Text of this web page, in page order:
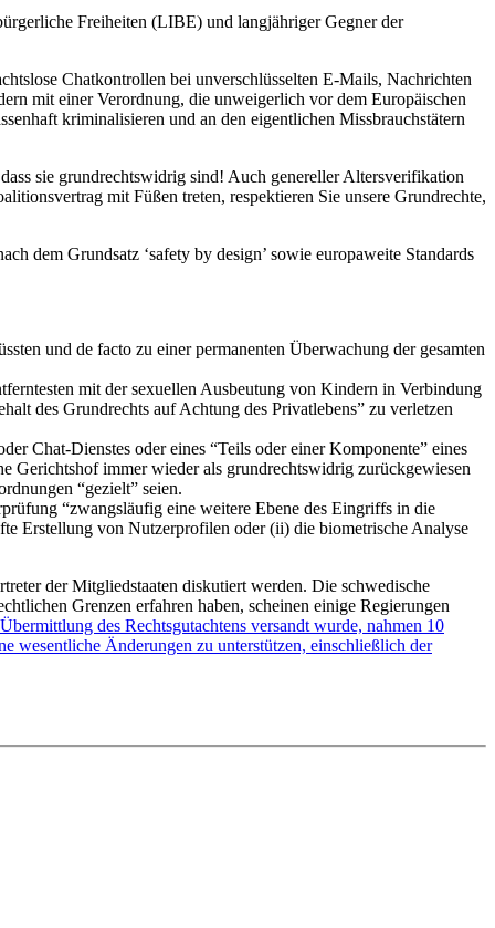
Freiheiten (LIBE) und langjähriger Gegner der
Chatkontrollen bei unverschlüsselten E-Mails, Nachrichten
mit einer Verordnung, die unweigerlich vor dem Europäischen
kriminalisieren und an den eigentlichen Missbrauchstätern
sie grundrechtswidrig sind! Auch genereller Altersverifikation
mit Füßen treten, respektieren Sie unsere Grundrechte,
dem Grundsatz ‘safety by design’ sowie europaweite Standards
und de facto zu einer permanenten Überwachung der gesamten
mit der sexuellen Ausbeutung von Kindern in Verbindung
des Grundrechts auf Achtung des Privatlebens” zu verletzen
Chat-Dienstes oder eines “Teils oder einer Komponente” eines
Gerichtshof immer wieder als grundrechtswidrig zurückgewiesen
“gezielt” seien.
“zwangsläufig eine weitere Ebene des Eingriffs in die
Erstellung von Nutzerprofilen oder (ii) die biometrische Analyse
der Mitgliedstaaten diskutiert werden. Die schwedische
Grenzen erfahren haben, scheinen einige Regierungen
des Rechtsgutachtens versandt wurde, nahmen 10
wesentliche Änderungen zu unterstützen, einschließlich der